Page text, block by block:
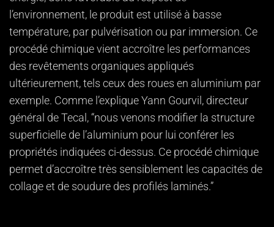
l’environnement, le produit est utilisé à basse
température, par pulvérisation ou par immersion. Ce
procédé chimique vient accroître les performances
des revêtements organiques appliqués
ultérieurement, tels ceux des roues en aluminium par
exemple. Comme l’explique Yann Gourvil, directeur
général de Tecal, “nous venons modifier la structure
superficielle de l’aluminium pour lui conférer les
propriétés indiquées ci-dessus. Ce procédé chimique
permet d’accroître très sensiblement les capacités de
collage et de soudure des profilés laminés.”